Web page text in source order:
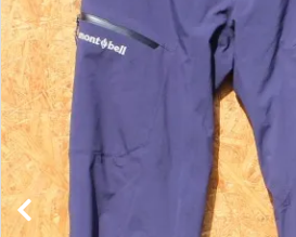
価格で選ぶ
買取案内
レンタル・修理
店舗情報